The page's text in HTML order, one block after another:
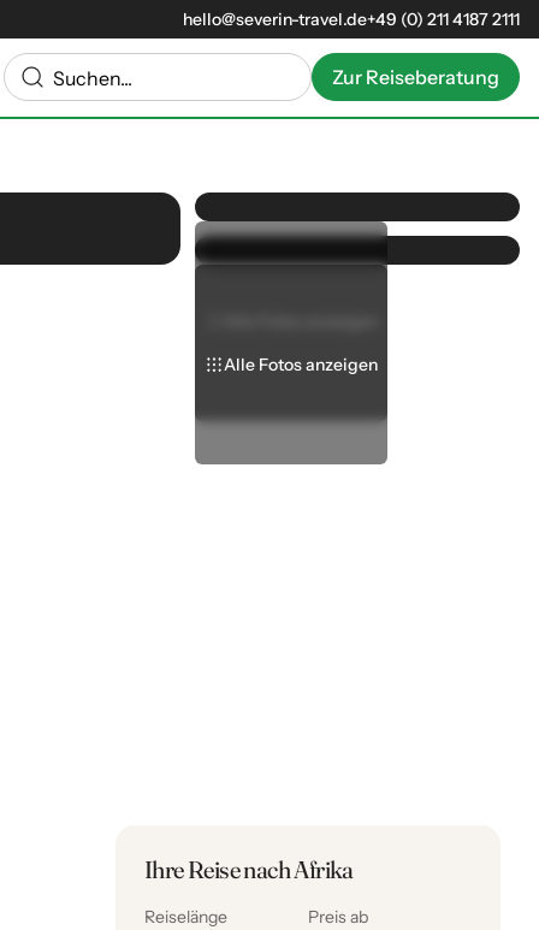
hello@severin-travel.de+49 (0) 211 4187 2111
Zur Reiseberatung
Alle Fotos anzeigen
Ihre Reise nach Afrika
Reiselänge Preis ab